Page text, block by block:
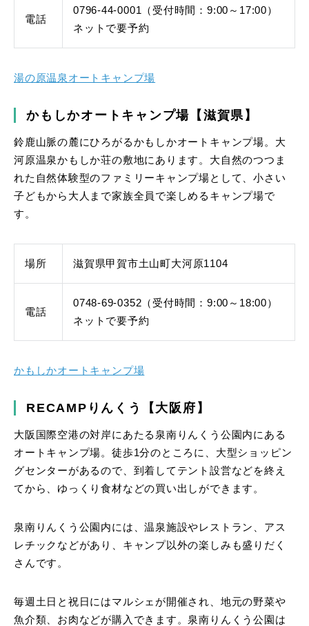
電話
0796-44-0001（受付時間：9:00～17:00）
ネットで要予約
湯の原温泉オートキャンプ場
かもしかオートキャンプ場【滋賀県】
鈴鹿山脈の麓にひろがるかもしかオートキャンプ場。大
河原温泉かもしか荘の敷地にあります。大自然のつつま
れた自然体験型のファミリーキャンプ場として、小さい
子どもから大人まで家族全員で楽しめるキャンプ場で
す。
場所 滋賀県甲賀市土山町大河原1104
電話
0748-69-0352（受付時間：9:00～18:00）
ネットで要予約
かもしかオートキャンプ場
RECAMPりんくう【大阪府】
大阪国際空港の対岸にあたる泉南りんくう公園内にある
オートキャンプ場。徒歩1分のところに、大型ショッピン
グセンターがあるので、到着してテント設営などを終え
てから、ゆっくり食材などの買い出しができます。
泉南りんくう公園内には、温泉施設やレストラン、アス
レチックなどがあり、キャンプ以外の楽しみも盛りだく
さんです。
毎週土日と祝日にはマルシェが開催され、地元の野菜や
魚介類、お肉などが購入できます。泉南りんくう公園は